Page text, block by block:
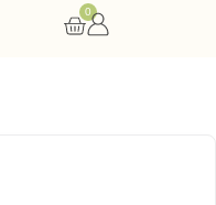
0